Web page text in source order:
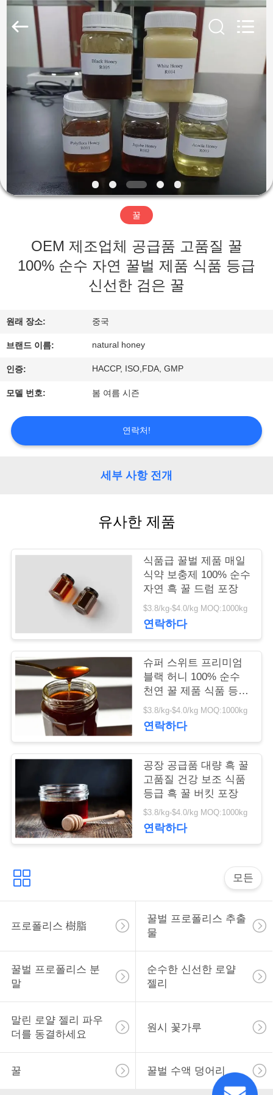
가
정
저
여
공
장
투
어
리
에
게
연
락
하
시
오
옴
를
요
구
하
십
시
오
Rights
Reserved.
꿀
OEM 제조업체 공급품 고품질 꿀
100% 순수 자연 꿀벌 제품 식품 등급
신선한 검은 꿀
원래 장소: 중국
브랜드 이름: natural honey
인증: HACCP, ISO,FDA, GMP
모델 번호: 봄 여름 시즌
연락처!
세부 사항 전개
유사한 제품
식품급 꿀벌 제품 매일
식약 보충제 100% 순수
자연 흑 꿀 드럼 포장
$3.8/kg-$4.0/kg MOQ:1000kg
연락하다
슈퍼 스위트 프리미엄
블랙 허니 100% 순수
천연 꿀 제품 식품 등급
건강 보조 식품 신선한
블랙 허니
$3.8/kg-$4.0/kg MOQ:1000kg
연락하다
공장 공급품 대량 흑 꿀
고품질 건강 보조 식품
등급 흑 꿀 버킷 포장
$3.8/kg-$4.0/kg MOQ:1000kg
연락하다
모든
프로폴리스 樹脂
꿀벌 프로폴리스 추출
물
꿀벌 프로폴리스 분
말
순수한 신선한 로얄
젤리
말린 로얄 젤리 파우
더를 동결하세요
원시 꽃가루
꿀 꿀벌 수액 덩어리